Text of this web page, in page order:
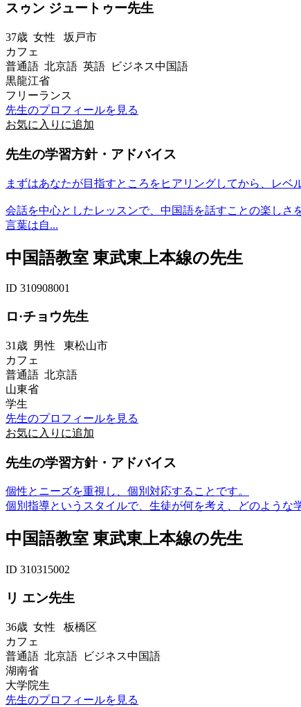
スゥン ジュートゥー先生
37歳 女性 坂戸市
カフェ
普通語 北京語 英語 ビジネス中国語
黒龍江省
フリーランス
先生のプロフィールを見る
お気に入りに追加
先生の学習方針・アドバイス
まずはあなたが目指すところをヒアリングしてから、レベ
会話を中心としたレッスンで、中国語を話すことの楽しさ
言葉は自...
中国語教室 東武東上本線の先生
ID 310908001
ロ·チョウ先生
31歳 男性 東松山市
カフェ
普通語 北京語
山東省
学生
先生のプロフィールを見る
お気に入りに追加
先生の学習方針・アドバイス
個性とニーズを重視し、個別対応することです。
個別指導というスタイルで、生徒が何を考え、どのよう
中国語教室 東武東上本線の先生
ID 310315002
リ エン先生
36歳 女性 板橋区
カフェ
普通語 北京語 ビジネス中国語
湖南省
大学院生
先生のプロフィールを見る